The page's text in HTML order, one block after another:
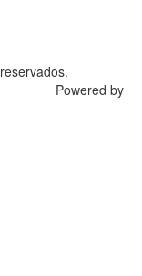
Powered by